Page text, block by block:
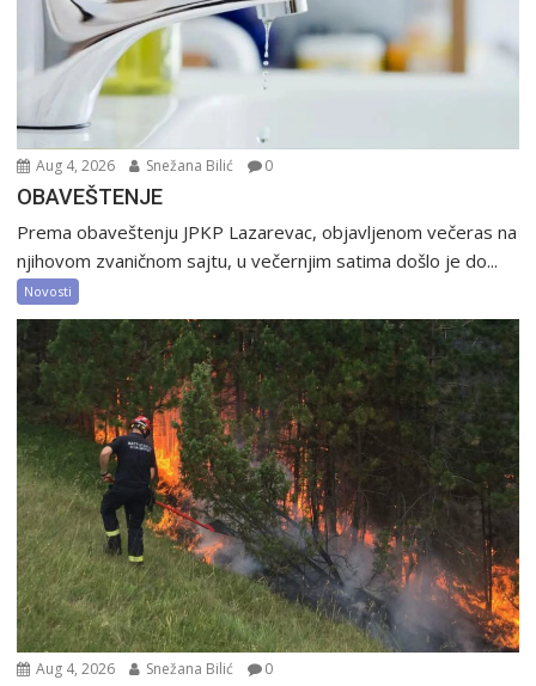
Aug 4, 2026 Snežana Bilić 0
OBAVEŠTENJE
Prema obaveštenju JPKP Lazarevac, objavljenom večeras na
njihovom zvaničnom sajtu, u večernjim satima došlo je do...
Novosti
Aug 4, 2026 Snežana Bilić 0